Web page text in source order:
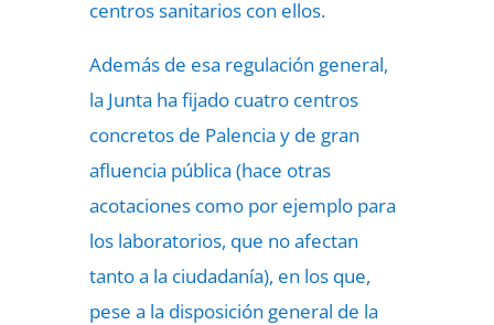
centros sanitarios con ellos.
Además de esa regulación general,
la Junta ha fijado cuatro centros
concretos de Palencia y de gran
afluencia pública (hace otras
acotaciones como por ejemplo para
los laboratorios, que no afectan
tanto a la ciudadanía), en los que,
pese a la disposición general de la